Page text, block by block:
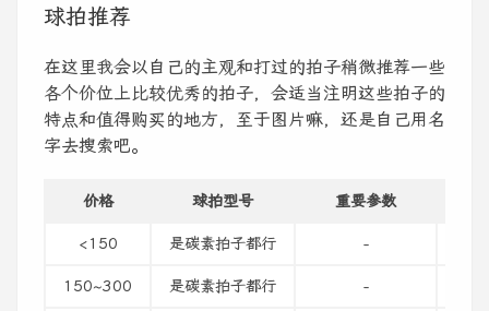
球拍推荐
在这里我会以自己的主观和打过的拍子稍微推荐一些
各个价位上比较优秀的拍子，会适当注明这些拍子的
特点和值得购买的地方，至于图片嘛，还是自己用名
字去搜索吧。
价格 球拍型号 重要参数
<150 是碳素拍子都行 -
150~300 是碳素拍子都行 -